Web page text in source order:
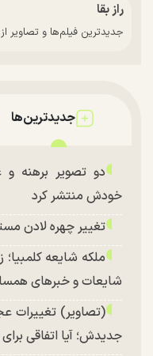
راز بقا
جدیدترین فیلم‌ها و
جدیدترین‌ها
دو تصویر برهنه
خودش منتشر کرد
تغییر چهره لادن
شایعات و خبر‌های
(تصاویر) تغییرات
جدیدش؛ آیا اتفاقی